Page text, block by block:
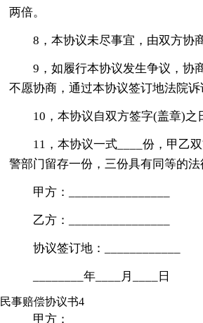
两倍。
8，本协议未尽事宜，由双方协
9，如履行本协议发生争议，协
不愿协商，通过本协议签订地法院诉
10，本协议自双方签字(盖章)之
11，本协议一式____份，甲乙
警部门留存一份，三份具有同等的法
甲方：________________
乙方：________________
协议签订地：____________
________年____月____日
民事赔偿协议书4
甲方：__________________